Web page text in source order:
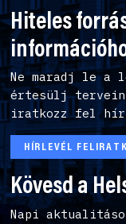
Hiteles
Ne maradj le a
értesülj
iratkozz fel
HÍRLEVÉL
Kövesd a
Napi